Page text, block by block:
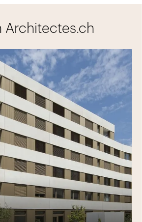
Architectes.ch